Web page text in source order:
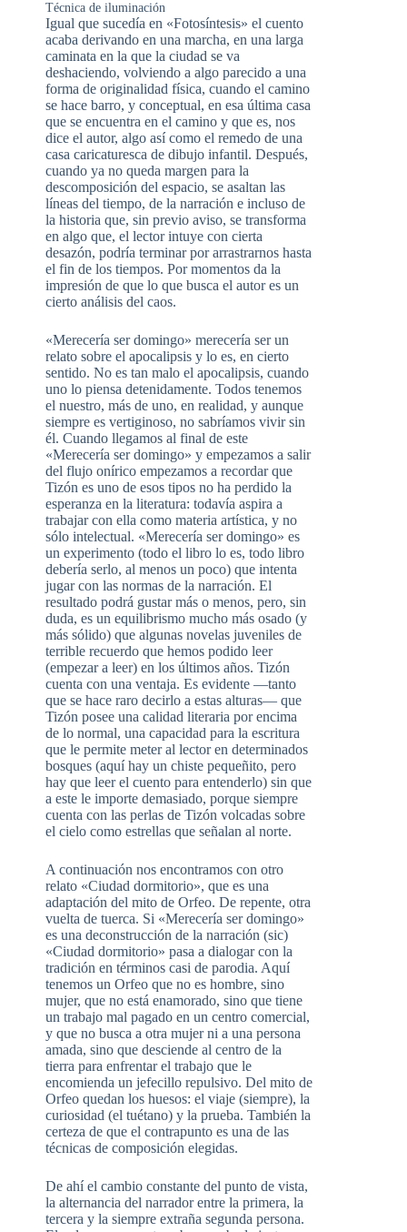
Técnica de iluminación
Igual que sucedía en «Fotosíntesis» el cuento
acaba derivando en una marcha, en una larga
caminata en la que la ciudad se va
deshaciendo, volviendo a algo parecido a una
forma de originalidad física, cuando el camino
se hace barro, y conceptual, en esa última casa
que se encuentra en el camino y que es, nos
dice el autor, algo así como el remedo de una
casa caricaturesca de dibujo infantil. Después,
cuando ya no queda margen para la
descomposición del espacio, se asaltan las
líneas del tiempo, de la narración e incluso de
la historia que, sin previo aviso, se transforma
en algo que, el lector intuye con cierta
desazón, podría terminar por arrastrarnos hasta
el fin de los tiempos. Por momentos da la
impresión de que lo que busca el autor es un
cierto análisis del caos.
«Merecería ser domingo» merecería ser un
relato sobre el apocalipsis y lo es, en cierto
sentido. No es tan malo el apocalipsis, cuando
uno lo piensa detenidamente. Todos tenemos
el nuestro, más de uno, en realidad, y aunque
siempre es vertiginoso, no sabríamos vivir sin
él. Cuando llegamos al final de este
«Merecería ser domingo» y empezamos a salir
del flujo onírico empezamos a recordar que
Tizón es uno de esos tipos no ha perdido la
esperanza en la literatura: todavía aspira a
trabajar con ella como materia artística, y no
sólo intelectual. «Merecería ser domingo» es
un experimento (todo el libro lo es, todo libro
debería serlo, al menos un poco) que intenta
jugar con las normas de la narración. El
resultado podrá gustar más o menos, pero, sin
duda, es un equilibrismo mucho más osado (y
más sólido) que algunas novelas juveniles de
terrible recuerdo que hemos podido leer
(empezar a leer) en los últimos años. Tizón
cuenta con una ventaja. Es evidente —tanto
que se hace raro decirlo a estas alturas— que
Tizón posee una calidad literaria por encima
de lo normal, una capacidad para la escritura
que le permite meter al lector en determinados
bosques (aquí hay un chiste pequeñito, pero
hay que leer el cuento para entenderlo) sin que
a este le importe demasiado, porque siempre
cuenta con las perlas de Tizón volcadas sobre
el cielo como estrellas que señalan al norte.
A continuación nos encontramos con otro
relato «Ciudad dormitorio», que es una
adaptación del mito de Orfeo. De repente, otra
vuelta de tuerca. Si «Merecería ser domingo»
es una deconstrucción de la narración (sic)
«Ciudad dormitorio» pasa a dialogar con la
tradición en términos casi de parodia. Aquí
tenemos un Orfeo que no es hombre, sino
mujer, que no está enamorado, sino que tiene
un trabajo mal pagado en un centro comercial,
y que no busca a otra mujer ni a una persona
amada, sino que desciende al centro de la
tierra para enfrentar el trabajo que le
encomienda un jefecillo repulsivo. Del mito de
Orfeo quedan los huesos: el viaje (siempre), la
curiosidad (el tuétano) y la prueba. También la
certeza de que el contrapunto es una de las
técnicas de composición elegidas.
De ahí el cambio constante del punto de vista,
la alternancia del narrador entre la primera, la
tercera y la siempre extraña segunda persona.